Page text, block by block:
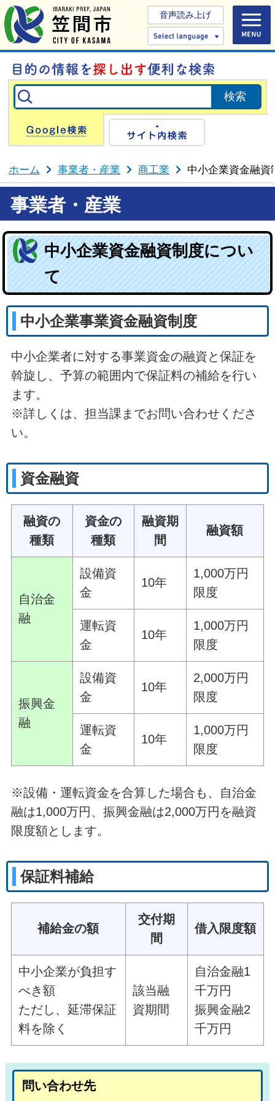
音声読み上げ
Select
Google検索
ホーム 事業者・産業 商工業 中小企業資金融資
事業者・産業
中小企業資金融資制度につい
て
中小企業事業資金融資制度
中小企業者に対する事業資金の融資と保証を
斡旋し、予算の範囲内で保証料の補給を行い
ます。
※詳しくは、担当課までお問い合わせくださ
い。
資金融資
融資の
種類
資金の
種類
融資期
間
融資額
自治金
融
設備資
金
10年
1,000万円
限度
運転資
金
10年
1,000万円
限度
振興金
融
設備資
金
10年
2,000万円
限度
運転資
金
10年
1,000万円
限度
※設備・運転資金を合算した場合も、自治金
融は1,000万円、振興金融は2,000万円を融資
限度額とします。
保証料補給
補給金の額
交付期
間
借入限度額
中小企業が負担す
べき額
ただし、延滞保証
料を除く
該当融
資期間
自治金融1
千万円
振興金融2
千万円
問い合わせ先